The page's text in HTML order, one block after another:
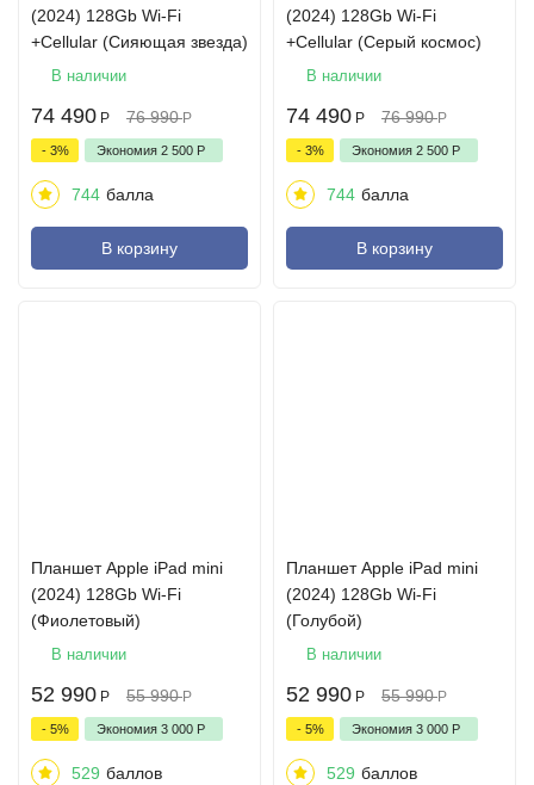
(2024) 128Gb Wi-Fi
+Сellular (Сияющая звезда)
В наличии
74 490 Р 76 990 Р
- 3% Экономия 2 500 Р
744 балла
В корзину
(2024) 128Gb Wi-Fi
+Сellular (Серый космос)
В наличии
74 490 Р 76 990 Р
- 3% Экономия 2 500 Р
744 балла
В корзину
Планшет Apple iPad mini
(2024) 128Gb Wi-Fi
(Фиолетовый)
В наличии
52 990 Р 55 990 Р
- 5% Экономия 3 000 Р
529 баллов
Планшет Apple iPad mini
(2024) 128Gb Wi-Fi
(Голубой)
В наличии
52 990 Р 55 990 Р
- 5% Экономия 3 000 Р
529 баллов